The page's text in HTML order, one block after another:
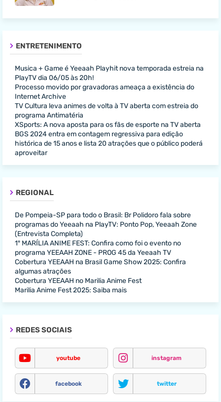
ENTRETENIMENTO
Musica + Game é Yeeaah Playhit nova temporada estreia na
PlayTV dia 06/05 às 20h!
Processo movido por gravadoras ameaça a existência do
Internet Archive
TV Cultura leva animes de volta à TV aberta com estreia do
programa Antimatéria
XSports: A nova aposta para os fãs de esporte na TV aberta
BGS 2024 entra em contagem regressiva para edição
histórica de 15 anos e lista 20 atrações que o público poderá
aproveitar
REGIONAL
De Pompeia-SP para todo o Brasil: Br Polidoro fala sobre
programas do Yeeaah na PlayTV: Ponto Pop, Yeeaah Zone
(Entrevista Completa)
1º MARÍLIA ANIME FEST: Confira como foi o evento no
programa YEEAAH ZONE - PROG 45 da Yeeaah TV
Cobertura YEEAAH na Brasil Game Show 2025: Confira
algumas atrações
Cobertura YEEAAH no Marilia Anime Fest
Marilia Anime Fest 2025: Saiba mais
REDES SOCIAIS
youtube instagram
facebook twitter